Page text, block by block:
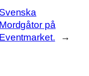
Svenska
Mordgåtor på
Eventmarket.
→